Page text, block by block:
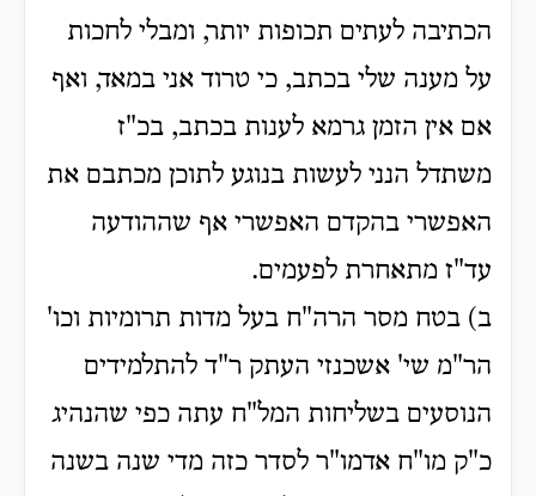
הכתיבה לעתים תכופות יותר, ומבלי לחכות
על מענה שלי בכתב, כי טרוד אני במאד, ואף
אם אין הזמן גרמא לענות בכתב, בכ"ז
משתדל הנני לעשות בנוגע לתוכן מכתבם את
האפשרי בהקדם האפשרי אף שההודעה
עד"ז מתאחרת לפעמים.
ב) בטח מסר הרה"ח בעל מדות תרומיות וכו'
הר"מ שי' אשכנזי העתק ר"ד להתלמידים
הנוסעים בשליחות המל"ח עתה כפי שהנהיג
כ"ק מו"ח אדמו"ר לסדר כזה מדי שנה בשנה